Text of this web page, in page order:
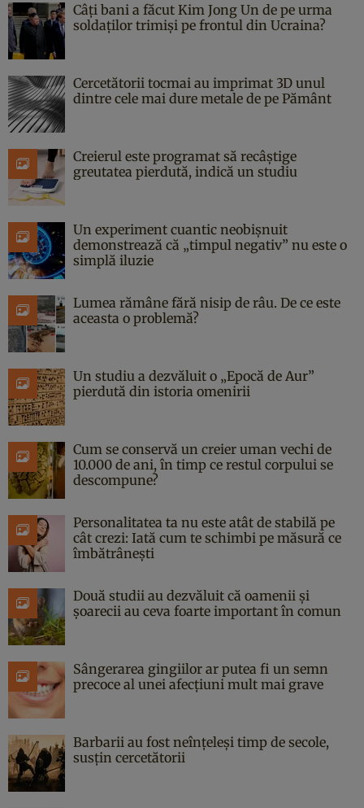
Câți bani a făcut Kim Jong Un de pe urma
soldaților trimiși pe frontul din Ucraina?
Cercetătorii tocmai au imprimat 3D unul
dintre cele mai dure metale de pe Pământ
Creierul este programat să recâștige
greutatea pierdută, indică un studiu
Un experiment cuantic neobișnuit
demonstrează că „timpul negativ” nu este o
simplă iluzie
Lumea rămâne fără nisip de râu. De ce este
aceasta o problemă?
Un studiu a dezvăluit o „Epocă de Aur”
pierdută din istoria omenirii
Cum se conservă un creier uman vechi de
10.000 de ani, în timp ce restul corpului se
descompune?
Personalitatea ta nu este atât de stabilă pe
cât crezi: Iată cum te schimbi pe măsură ce
îmbătrânești
Două studii au dezvăluit că oamenii și
șoarecii au ceva foarte important în comun
Sângerarea gingiilor ar putea fi un semn
precoce al unei afecțiuni mult mai grave
Barbarii au fost neînțeleși timp de secole,
susțin cercetătorii